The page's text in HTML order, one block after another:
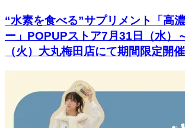
“水素を食べる”サプリメント「高
ー」POPUPストア7月31⽇（水）
（火）大丸梅田店にて期間限定開催